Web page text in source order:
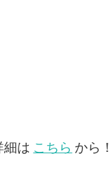
細は こちら から！